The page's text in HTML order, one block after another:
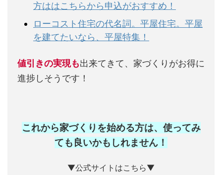
方ははこちらから申込がおすすめ！
ローコスト住宅の代名詞。平屋住宅。平屋
を建てたいなら、平屋特集！
値引きの実現も出来てきて、家づくりがお得に
進捗しそうです！
これから家づくりを始める方は、使ってみ
ても良いかもしれません ！
▼公式サイトはこちら▼